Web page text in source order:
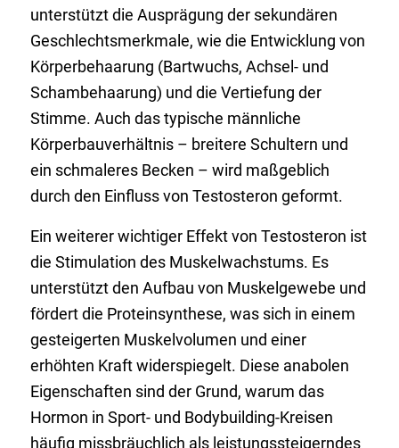
unterstützt die Ausprägung der sekundären
Geschlechtsmerkmale, wie die Entwicklung von
Körperbehaarung (Bartwuchs, Achsel- und
Schambehaarung) und die Vertiefung der
Stimme. Auch das typische männliche
Körperbauverhältnis – breitere Schultern und
ein schmaleres Becken – wird maßgeblich
durch den Einfluss von Testosteron geformt.
Ein weiterer wichtiger Effekt von Testosteron ist
die Stimulation des Muskelwachstums. Es
unterstützt den Aufbau von Muskelgewebe und
fördert die Proteinsynthese, was sich in einem
gesteigerten Muskelvolumen und einer
erhöhten Kraft widerspiegelt. Diese anabolen
Eigenschaften sind der Grund, warum das
Hormon in Sport- und Bodybuilding-Kreisen
häufig missbräuchlich als leistungssteigerndes